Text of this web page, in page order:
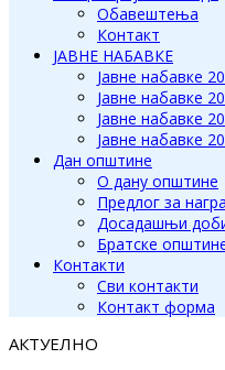
Обавештења
Контакт
ЈАВНЕ НАБАВКЕ
Јавне набавке
Јавне набавке
Јавне набавке
Јавне набавке
Дан општине
О дану општине
Предлог за
Досадашњи
Братске
Контакти
Сви контакти
Контакт форма
АКТУЕЛНО